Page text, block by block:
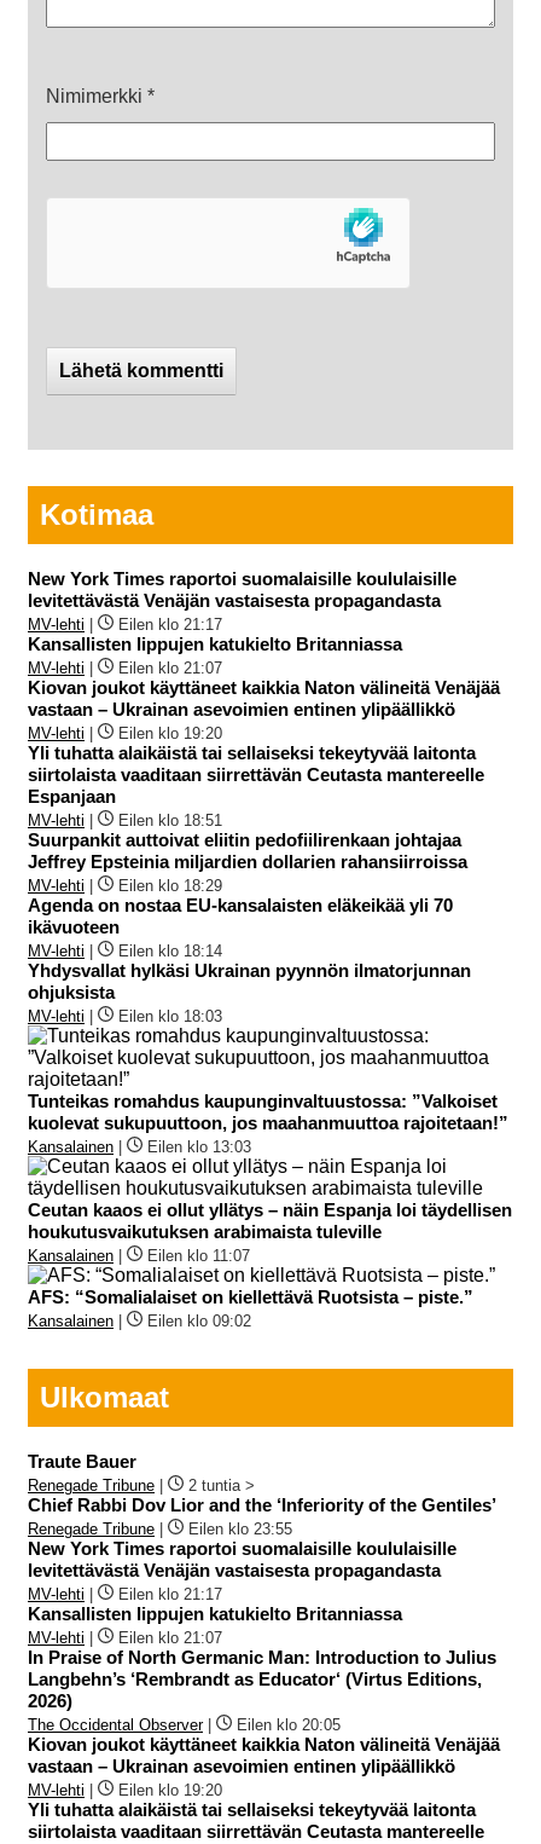
Nimimerkki *
Kotimaa
New York Times raportoi suomalaisille koululaisille
levitettävästä Venäjän vastaisesta propagandasta
MV-lehti Eilen klo 21:17
Kansallisten lippujen katukielto Britanniassa
MV-lehti Eilen klo 21:07
Kiovan joukot käyttäneet kaikkia Naton välineitä Venäjää
vastaan – Ukrainan asevoimien entinen ylipäällikkö
MV-lehti Eilen klo 19:20
Yli tuhatta alaikäistä tai sellaiseksi tekeytyvää laitonta
siirtolaista vaaditaan siirrettävän Ceutasta mantereelle
Espanjaan
MV-lehti Eilen klo 18:51
Suurpankit auttoivat eliitin pedofiilirenkaan johtajaa
Jeffrey Epsteinia miljardien dollarien rahansiirroissa
MV-lehti Eilen klo 18:29
Agenda on nostaa EU-kansalaisten eläkeikää yli 70
ikävuoteen
MV-lehti Eilen klo 18:14
Yhdysvallat hylkäsi Ukrainan pyynnön ilmatorjunnan
ohjuksista
MV-lehti Eilen klo 18:03
Tunteikas romahdus kaupunginvaltuustossa: ”Valkoiset
kuolevat sukupuuttoon, jos maahanmuuttoa rajoitetaan!”
Kansalainen Eilen klo 13:03
Ceutan kaaos ei ollut yllätys – näin Espanja loi täydellisen
houkutusvaikutuksen arabimaista tuleville
Kansalainen Eilen klo 11:07
AFS: “Somalialaiset on kiellettävä Ruotsista – piste.”
Kansalainen Eilen klo 09:02
Ulkomaat
Traute Bauer
Renegade Tribune 2 tuntia >
Chief Rabbi Dov Lior and the ‘Inferiority of the Gentiles’
Renegade Tribune Eilen klo 23:55
New York Times raportoi suomalaisille koululaisille
levitettävästä Venäjän vastaisesta propagandasta
MV-lehti Eilen klo 21:17
Kansallisten lippujen katukielto Britanniassa
MV-lehti Eilen klo 21:07
In Praise of North Germanic Man: Introduction to Julius
Langbehn’s ‘Rembrandt as Educator‘ (Virtus Editions,
2026)
The Occidental Observer| Eilen klo 20:05
Kiovan joukot käyttäneet kaikkia Naton välineitä Venäjää
vastaan – Ukrainan asevoimien entinen ylipäällikkö
MV-lehti Eilen klo 19:20
Yli tuhatta alaikäistä tai sellaiseksi tekeytyvää laitonta
siirtolaista vaaditaan siirrettävän Ceutasta mantereelle